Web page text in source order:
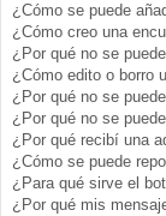
¿Cómo se puede
¿Cómo creo una
¿Por qué no se
¿Cómo edito o borro
¿Por qué no se
¿Por qué no se
¿Por qué recibí una
¿Cómo se puede
¿Para qué sirve el
¿Por qué mis